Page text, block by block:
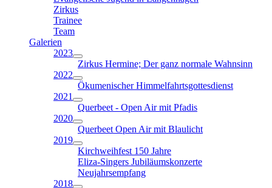
Zirkus
Trainee
Team
Galerien
2023
Zirkus Hermine; Der ganz normale Wahnsinn
2022
Ökumenischer Himmelfahrtsgottesdienst
2021
Querbeet - Open Air mit Pfadis
2020
Querbeet Open Air mit Blaulicht
2019
Kirchweihfest 150 Jahre
Eliza-Singers Jubiläumskonzerte
Neujahrsempfang
2018